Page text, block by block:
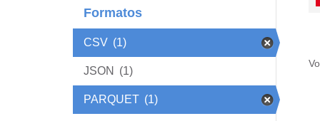
Formatos
CSV (1)
JSON (1)
PARQUET (1)